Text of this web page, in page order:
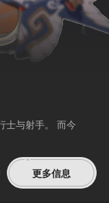
士与射手。 而今
更多信息